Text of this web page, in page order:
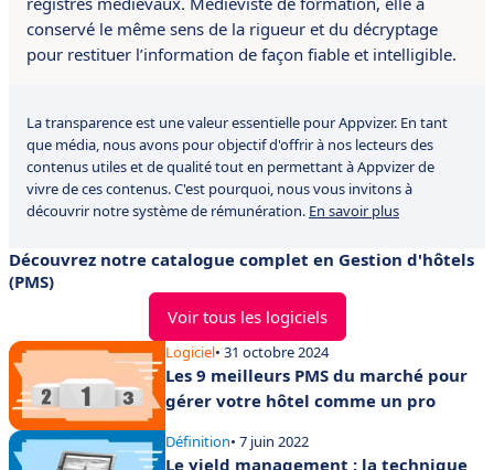
conservé le même sens de la rigueur et du décryptage
pour restituer l’information de façon fiable et intelligible.
La transparence est une valeur essentielle pour Appvizer. En tant
que média, nous avons pour objectif d'offrir à nos lecteurs des
contenus utiles et de qualité tout en permettant à Appvizer de
vivre de ces contenus. C'est pourquoi, nous vous invitons à
découvrir notre système de rémunération. En savoir plus
Découvrez notre catalogue complet en Gestion d'hôtels
(PMS)
Voir tous les logiciels
Logiciel• 31 octobre 2024
Les 9 meilleurs PMS du marché pour
gérer votre hôtel comme un pro
Définition• 7 juin 2022
Le yield management : la technique